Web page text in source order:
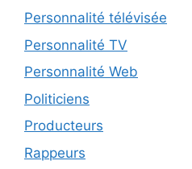
Personnalité télévisée
Personnalité TV
Personnalité Web
Politiciens
Producteurs
Rappeurs